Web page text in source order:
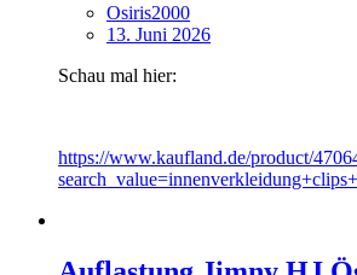
Osiris2000
13. Juni 2026
Schau mal hier:
https://www.kaufland.de/product/